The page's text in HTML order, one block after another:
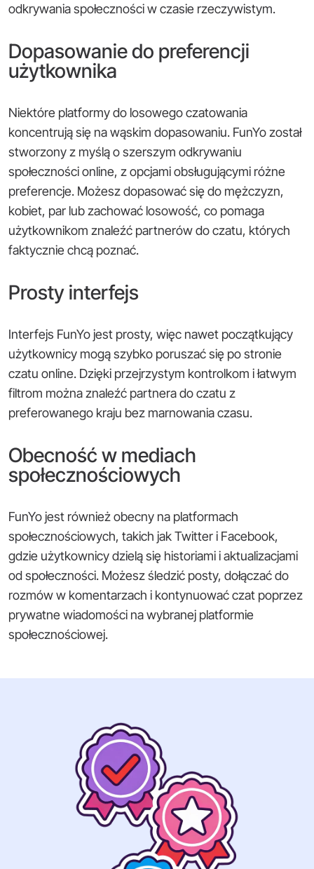
odkrywania społeczności w czasie rzeczywistym.
Dopasowanie do preferencji
użytkownika
Niektóre platformy do losowego czatowania
koncentrują się na wąskim dopasowaniu. FunYo został
stworzony z myślą o szerszym odkrywaniu
społeczności online, z opcjami obsługującymi różne
preferencje. Możesz dopasować się do mężczyzn,
kobiet, par lub zachować losowość, co pomaga
użytkownikom znaleźć partnerów do czatu, których
faktycznie chcą poznać.
Prosty interfejs
Interfejs FunYo jest prosty, więc nawet początkujący
użytkownicy mogą szybko poruszać się po stronie
czatu online. Dzięki przejrzystym kontrolkom i łatwym
filtrom można znaleźć partnera do czatu z
preferowanego kraju bez marnowania czasu.
Obecność w mediach
społecznościowych
FunYo jest również obecny na platformach
społecznościowych, takich jak Twitter i Facebook,
gdzie użytkownicy dzielą się historiami i aktualizacjami
od społeczności. Możesz śledzić posty, dołączać do
rozmów w komentarzach i kontynuować czat poprzez
prywatne wiadomości na wybranej platformie
społecznościowej.